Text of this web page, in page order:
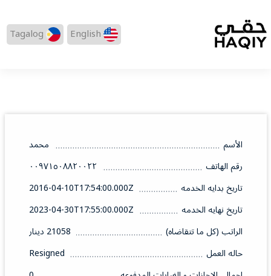
English
Tagalog
الأسم
محمد
رقم الهاتف
٠٠٩٧١٥٠٨٨٢٠٠٢٢
تاريخ بدايه الخدمه
2016-04-10T17:54:00.000Z
تاريخ نهايه الخدمه
2023-04-30T17:55:00.000Z
الراتب (كل ما تتقاضاه)
21058 دينار
حاله العمل
Resigned